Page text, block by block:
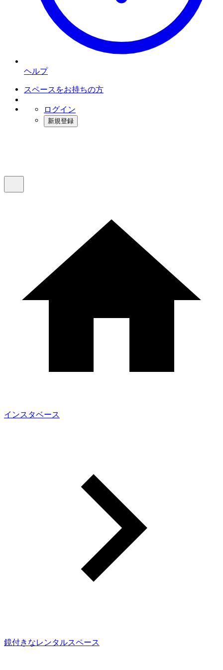
ヘルプ
スペースをお持ちの方
ログイン
新規登録
インスタベース
鏡付きなレンタルスペース